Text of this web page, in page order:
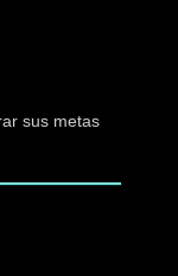
sus metas